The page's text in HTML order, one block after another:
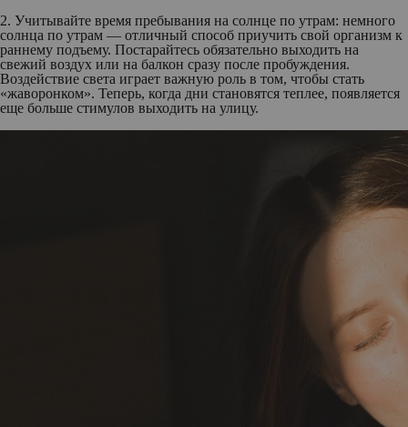
2. Учитывайте время пребывания на солнце по утрам: немного
солнца по утрам — отличный способ приучить свой организм к
раннему подъему. Постарайтесь обязательно выходить на
свежий воздух или на балкон сразу после пробуждения.
Воздействие света играет важную роль в том, чтобы стать
«жаворонком». Теперь, когда дни становятся теплее, появляется
еще больше стимулов выходить на улицу.